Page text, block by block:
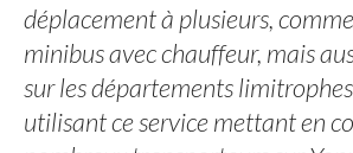
déplacement à plusieurs,
minibus avec chauffeur, mais
sur les départements
utilisant ce service mettant en